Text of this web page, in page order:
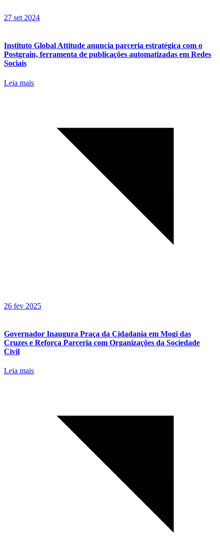
27 set 2024
Instituto Global Attitude anuncia parceria estratégica com o
Postgrain, ferramenta de publicações automatizadas em Redes
Sociais
Leia mais
26 fev 2025
Governador Inaugura Praça da Cidadania em Mogi das
Cruzes e Reforça Parceria com Organizações da Sociedade
Civil
Leia mais